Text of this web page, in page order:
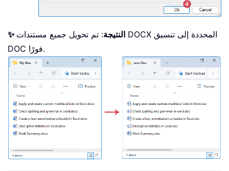
✨ النتيجة: تم تحويل جميع مستندات DOCX المحددة إلى تنسيق
DOC فورًا.